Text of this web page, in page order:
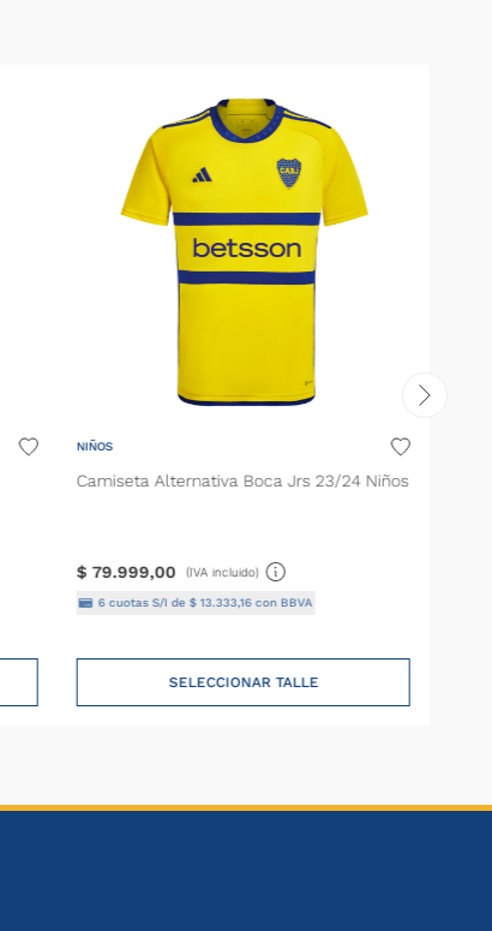
NIÑOS
Camiseta Alternativa Boca Jrs 23/24 Niños
$ 79.999,00 (IVA incluido)
6cuotas S/I de $ 13.333,16con BBVA
SELECCIONAR TALLE